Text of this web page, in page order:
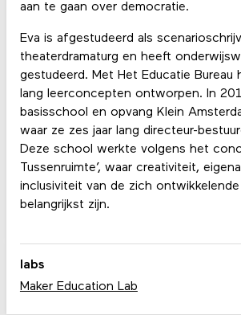
aan te gaan over democratie.
Eva is afgestudeerd als
theaterdramaturg en heeft
gestudeerd. Met Het Educatie Bureau
lang leerconcepten ontworpen. In
basisschool en opvang Klein
waar ze zes jaar lang directeur-
Deze school werkte volgens het
Tussenruimte’, waar creativiteit,
inclusiviteit van de zich
belangrijkst zijn.
labs
Maker Education Lab